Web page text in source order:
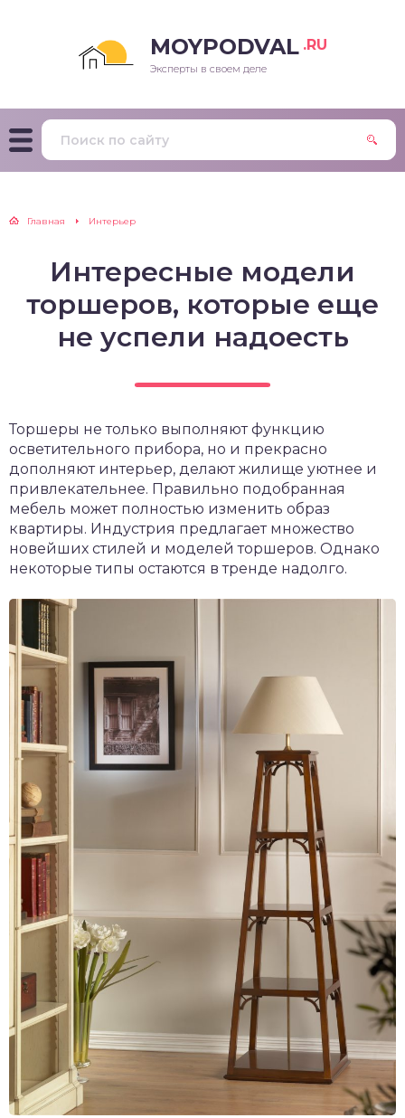
MOYPODVAL .RU
Эксперты в своем деле
Главная Интерьер
Интересные модели
торшеров, которые еще
не успели надоесть
Торшеры не только выполняют функцию
осветительного прибора, но и прекрасно
дополняют интерьер, делают жилище уютнее и
привлекательнее. Правильно подобранная
мебель может полностью изменить образ
квартиры. Индустрия предлагает множество
новейших стилей и моделей торшеров. Однако
некоторые типы остаются в тренде надолго.